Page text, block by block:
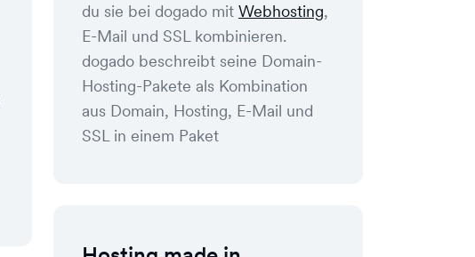
du sie bei dogado mit Webhosting,
E-Mail und SSL kombinieren.
dogado beschreibt seine Domain-
Hosting-Pakete als Kombination
aus Domain, Hosting, E-Mail und
SSL in einem Paket